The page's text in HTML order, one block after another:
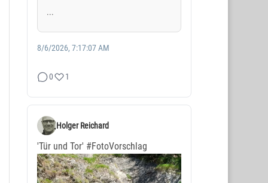
...
8/6/2026, 7:17:07 AM
0 1
Holger Reichard
'Tür und Tor' #FotoVorschlag